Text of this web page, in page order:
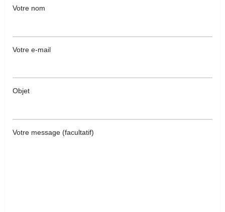
Votre nom
Votre e-mail
Objet
Votre message (facultatif)